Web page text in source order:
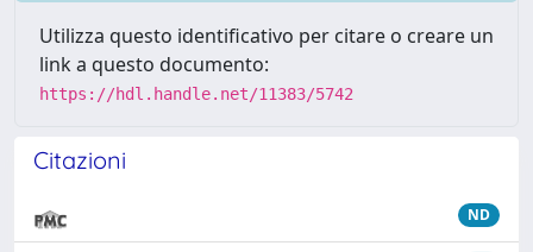
Utilizza questo identificativo per citare o creare un
link a questo documento:
https://hdl.handle.net/11383/5742
Citazioni
ND